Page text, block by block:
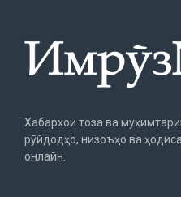
Хабархои тоза ва
рӯйдодҳо, низоъҳо ва
онлайн.